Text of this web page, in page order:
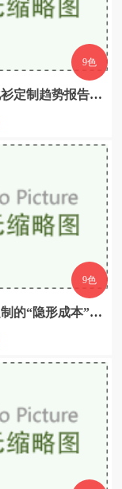
9色
2025文化衫定制趋势报告：可持续、智能化与沉浸式体验
9色
文化衫定制的“隐形成本”：如何避开5大常见陷阱